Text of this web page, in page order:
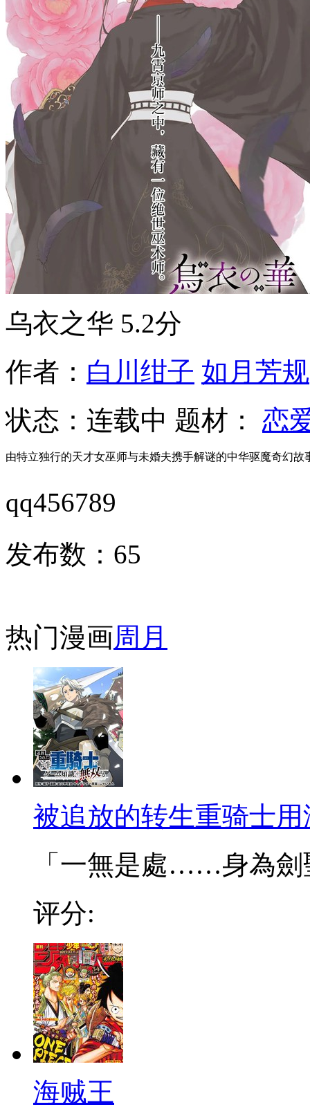
乌衣之华 5.2分
作者： 白川绀子 如月芳规
状态： 连载中 题材： 恋
由特立独行的天才女巫师与未婚夫携手解谜的中华驱魔奇幻故
qq456789
发布数： 65
热门漫画周 月
被追放的转生重骑士
「一無是處……身為劍
评分:
海贼王